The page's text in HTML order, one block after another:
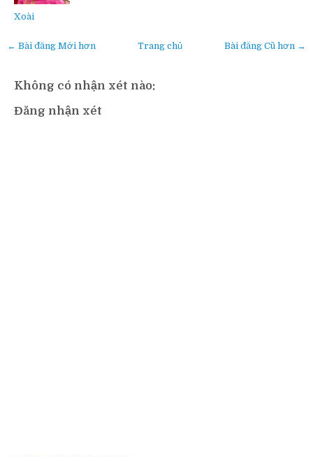
Xoài
← Bài đăng Mới hơn Bài đăng Cũ hơn →
Trang chủ
Không có nhận xét nào:
Đăng nhận xét